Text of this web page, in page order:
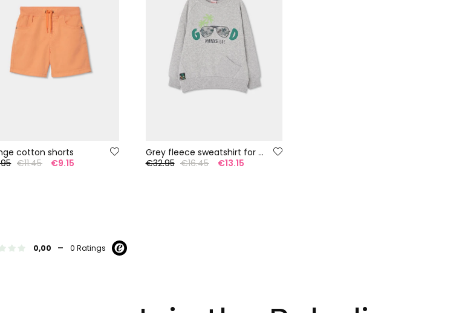
cotton shorts
€11.45 €9.15
Grey fleece sweatshirt for boy
€32.95 €16.45 €13.15
0,00 - 0 Ratings